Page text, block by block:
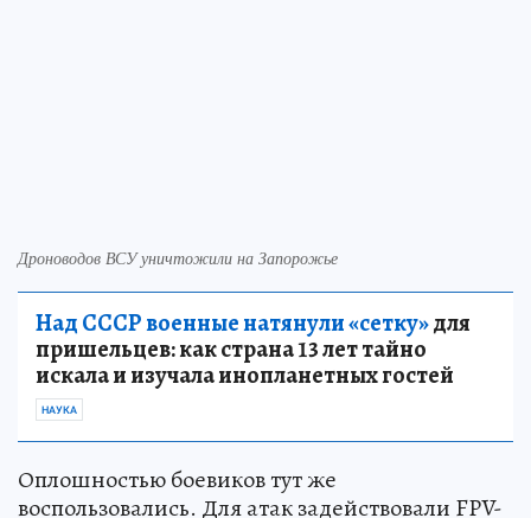
Дроноводов ВСУ уничтожили на Запорожье
Над СССР военные натянули «сетку»для
пришельцев: как страна 13 лет тайно
искала и изучала инопланетных гостей
НАУКА
Оплошностью боевиков тут же
воспользовались. Для атак задействовали FPV-